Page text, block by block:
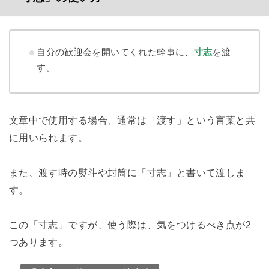
自分の歓迎会を開いてくれた幹事に、 寸志を渡
す。
文章中で使用する場合、通常は「渡す」という言葉と共
に用いられます。
また、渡す時の熨斗や封筒に「寸志」と書いて渡しま
す。
この「寸志」ですが、使う際は、気をつけるべき点が2
つあります。